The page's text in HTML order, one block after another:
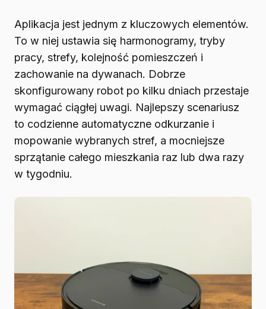
Aplikacja jest jednym z kluczowych elementów.
To w niej ustawia się harmonogramy, tryby
pracy, strefy, kolejność pomieszczeń i
zachowanie na dywanach. Dobrze
skonfigurowany robot po kilku dniach przestaje
wymagać ciągłej uwagi. Najlepszy scenariusz
to codzienne automatyczne odkurzanie i
mopowanie wybranych stref, a mocniejsze
sprzątanie całego mieszkania raz lub dwa razy
w tygodniu.